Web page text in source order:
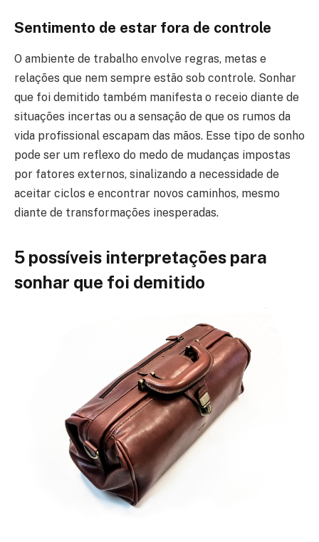
Sentimento de estar fora de controle
O ambiente de trabalho envolve regras, metas e
relações que nem sempre estão sob controle. Sonhar
que foi demitido também manifesta o receio diante de
situações incertas ou a sensação de que os rumos da
vida profissional escapam das mãos. Esse tipo de sonho
pode ser um reflexo do medo de mudanças impostas
por fatores externos, sinalizando a necessidade de
aceitar ciclos e encontrar novos caminhos, mesmo
diante de transformações inesperadas.
5 possíveis interpretações para
sonhar que foi demitido